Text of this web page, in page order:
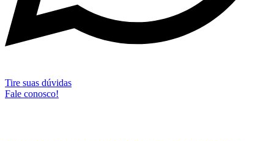
Tire suas dúvidas
Fale conosco!